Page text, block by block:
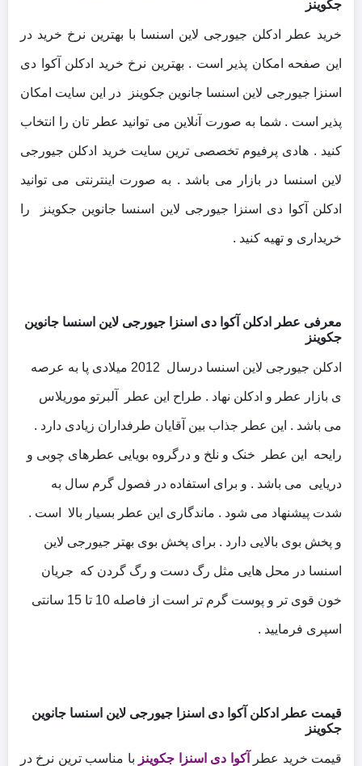
جکوینز
خرید عطر ادکلن جیورجی لاین اسنسا با بهترین نرخ خرید در
این صفحه امکان پذیر است . بهترین نرخ خرید ادکلن آکوا دی
اسنزا جیورجی لاین اسنسا جانوین جکوینز در این سایت امکان
پذیر است . شما به صورت آنلاین می توانید عطر تان را انتخاب
کنید . هادی پرفیوم تخصصی ترین سایت خرید ادکلن جیورجی
لاین اسنسا در بازار می باشد . به صورت اینترنتی می توانید
ادکلن آکوا دی اسنزا جیورجی لاین اسنسا جانوین جکوینز را
خریداری و تهیه کنید .
معرفی عطر ادکلن آکوا دی اسنزا جیورجی لاین اسنسا جانوین
جکوینز
ادکلن جیورجی لاین اسنسا درسال 2012 میلادی پا به عرصه
ی بازار عطر و ادکلن نهاد . طراح این عطر آلبرتو موریلاس
می باشد . این عطر جذاب بین آقایان طرفداران زیادی دارد .
رایحه این عطر خنک و نلخ و درگروه بویایی عطرهای چوبی و
دریایی می باشد . و برای استفاده در فصول گرم سال به
شدت پیشنهاد می ‌شود . ماندگاری این عطر بسیار بالا است .
و پخش بوی بالایی دارد . برای پخش بوی بهتر جیورجی لاین
اسنسا در محل هایی مثل رگ دست و رگ گردن که جریان
خون قوی تر و پوست گرم تر است از فاصله 10 تا 15 سانتی
اسپری فرمایید .
قیمت عطر ادکلن آکوا دی اسنزا جیورجی لاین اسنسا جانوین
جکوینز
قیمت خرید عطر آکوا دی اسنزا جکوینز با مناسب ترین نرخ در